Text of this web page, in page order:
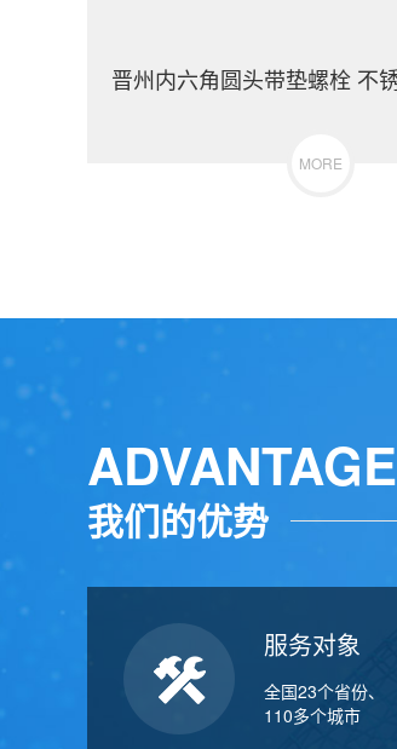
MORE
ADVANTAGE
我们的优势
服务对象
全国23个省份、
110多个城市